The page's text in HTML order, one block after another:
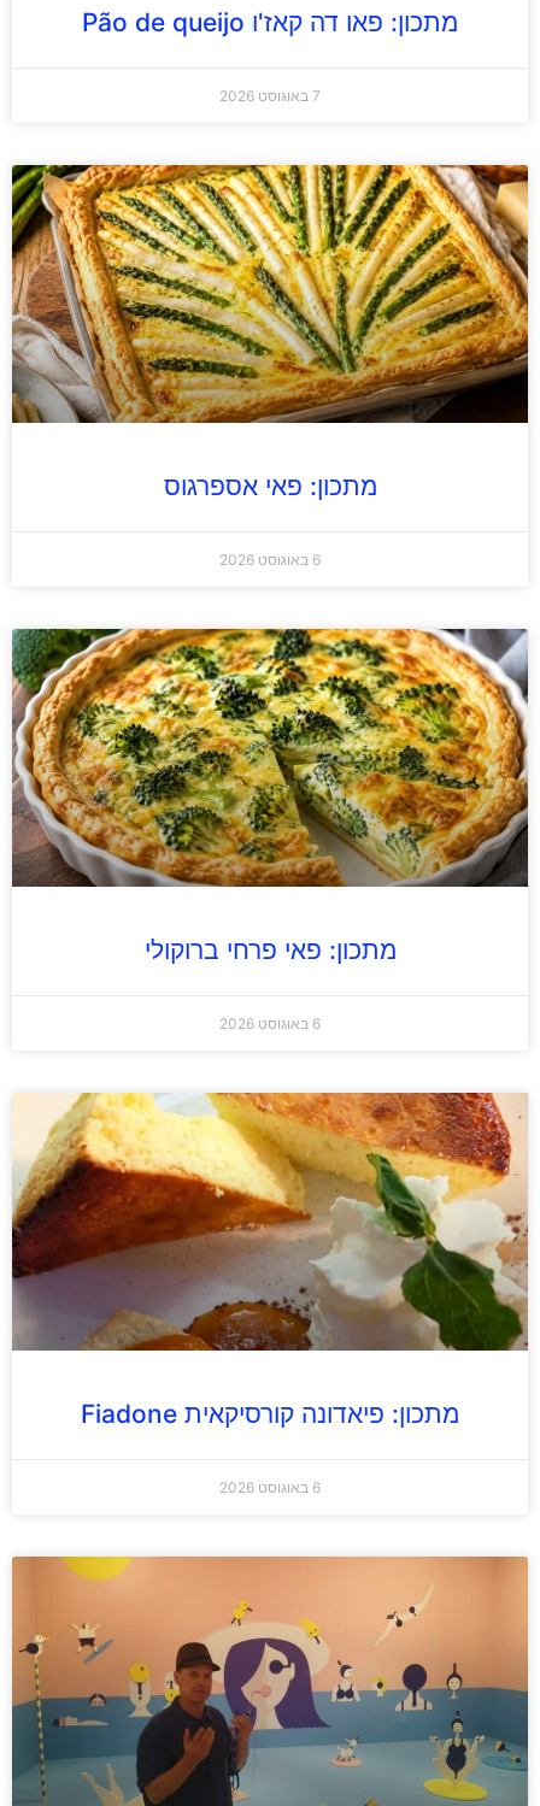
מתכון: פאו דה קאז'ו Pão de queijo
7 באוגוסט 2026
מתכון: פאי אספרגוס
6 באוגוסט 2026
מתכון: פאי פרחי ברוקולי
6 באוגוסט 2026
מתכון: פיאדונה קורסיקאית Fiadone
6 באוגוסט 2026